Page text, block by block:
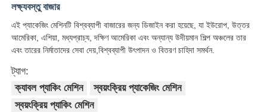
মোড়ানো মেশিন
একক টুইস্ট মেশিন
তারের মেশিন
লক্ষ্যবস্তু বাজার
এই প্যাকেজিং মেশিনটি বিশ্বব্যাপী বাজারের জন্য ডিজাইন করা হয়েছে, যা ইউরোপ, উত্তর
আমেরিকা, এশিয়া, মধ্যপ্রাচ্য, দক্ষিণ আমেরিকা এবং অন্যান্য উদীয়মান শিল্প অঞ্চলের তার
এবং তারের নির্মাতাদের সেবা দেয়,বিশ্বব্যাপী উৎপাদন ও বিতরণ চাহিদা সমর্থন.
ট্যাগ:
ক্যাবল প্যাকিং মেশিন
স্বয়ংক্রিয় প্যাকেজিং মেশিন
স্বয়ংক্রিয় প্যাকিং মেশিন